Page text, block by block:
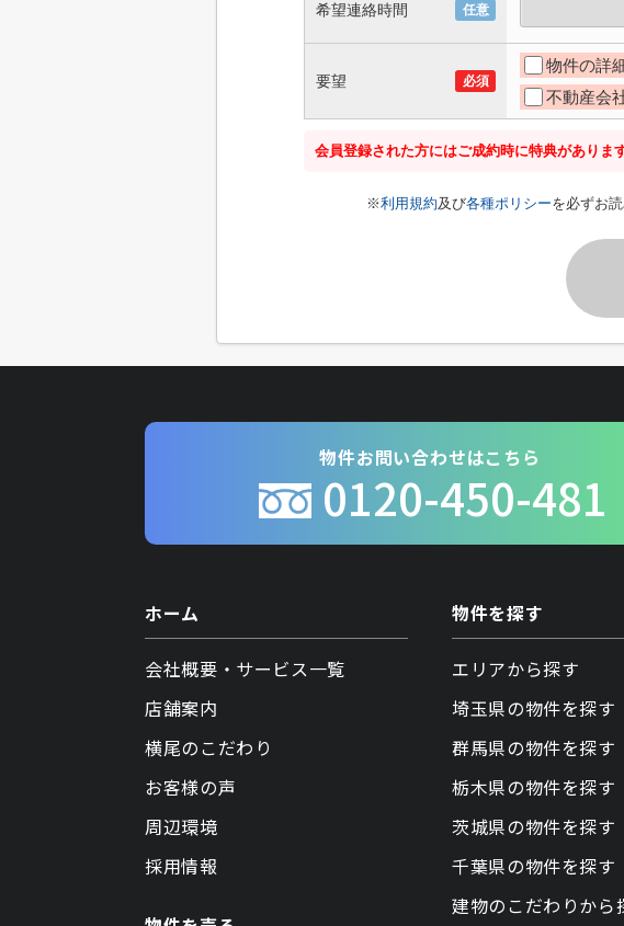
希望連絡時間 任意
要望 必須
物件の詳
不動産会
会員登録された方にはご成約時に特典がありま
※利用規約及び各種ポリシーを必ずお
物件お問い合わせはこちら
0120-450-481
ホーム
会社概要・サービス一覧
店舗案内
横尾のこだわり
お客様の声
周辺環境
採用情報
物件を探す
エリアから探す
埼玉県の物件を探す
群馬県の物件を探す
栃木県の物件を探す
茨城県の物件を探す
千葉県の物件を探す
建物のこだわりから